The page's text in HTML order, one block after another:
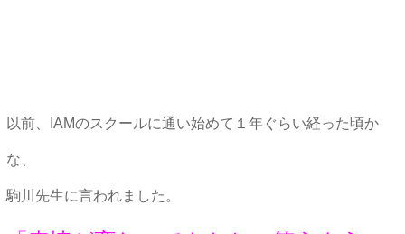
以前、IAMのスクールに通い始めて１年ぐらい経った頃か
な、
駒川先生に言われました。